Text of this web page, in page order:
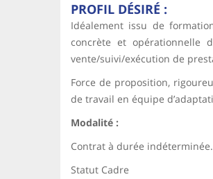
PROFIL DÉSIRÉ :
Idéalement issu de
concrète et opérationnelle
vente/suivi/exécution de
Force de proposition,
de travail en équipe
Modalité :
Contrat à durée indéterminée.
Statut Cadre